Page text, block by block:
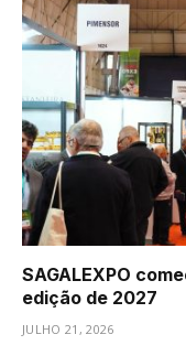
SAGALEXPO
edição de 2027
JULHO 21, 2026